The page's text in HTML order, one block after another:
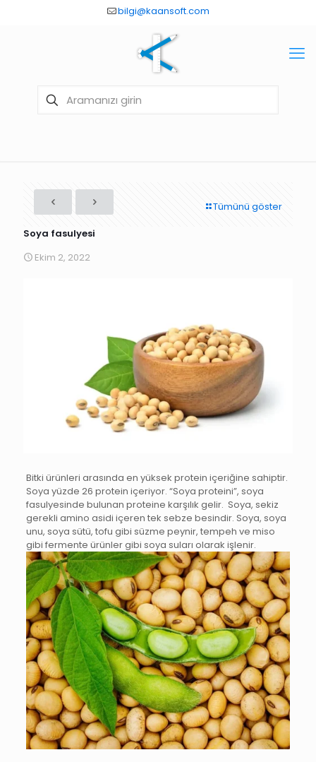
bilgi@kaansoft.com
Tümünü göster
Soya fasulyesi
Ekim 2, 2022
Bitki ürünleri arasında en yüksek protein içeriğine sahiptir.
Soya yüzde 26 protein içeriyor. “Soya proteini”, soya
fasulyesinde bulunan proteine karşılık gelir. Soya, sekiz
gerekli amino asidi içeren tek sebze besindir. Soya, soya
unu, soya sütü, tofu gibi süzme peynir, tempeh ve miso
gibi fermente ürünler gibi soya suları olarak işlenir.